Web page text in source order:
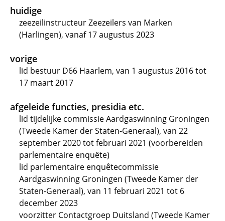
huidige
zeezeilinstructeur Zeezeilers van Marken
(Harlingen), vanaf 17 augustus 2023
vorige
lid bestuur D66 Haarlem, van 1 augustus 2016 tot
17 maart 2017
afgeleide functies, presidia etc.
lid tijdelijke commissie Aardgaswinning Groningen
(Tweede Kamer der Staten-Generaal), van 22
september 2020 tot februari 2021 (voorbereiden
parlementaire enquëte)
lid parlementaire enquêtecommissie
Aardgaswinning Groningen (Tweede Kamer der
Staten-Generaal), van 11 februari 2021 tot 6
december 2023
voorzitter Contactgroep Duitsland (Tweede Kamer